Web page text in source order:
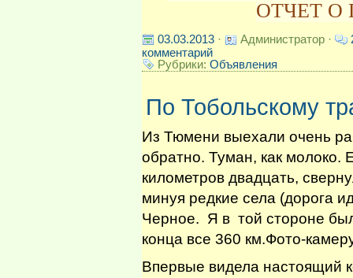
ОТЧЕТ О
03.03.2013 · Администратор ·
комментарий
Рубрики: Объявления
По Тобольскому
Из Тюмени выехали очень
обратно. Туман, как молоко.
километров двадцать,
минуя редкие села (дорога
Черное. Я в той стороне
конца все 360 км.Фото-
Впервые видела настоящий